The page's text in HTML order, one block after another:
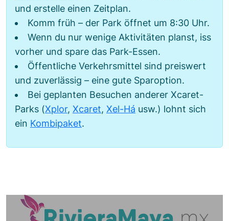
und erstelle einen Zeitplan.
Komm früh – der Park öffnet um 8:30 Uhr.
Wenn du nur wenige Aktivitäten planst, iss
vorher und spare das Park-Essen.
Öffentliche Verkehrsmittel sind preiswert
und zuverlässig – eine gute Sparoption.
Bei geplanten Besuchen anderer Xcaret-
Parks (Xplor, Xcaret, Xel-Há usw.) lohnt sich
ein Kombipaket.